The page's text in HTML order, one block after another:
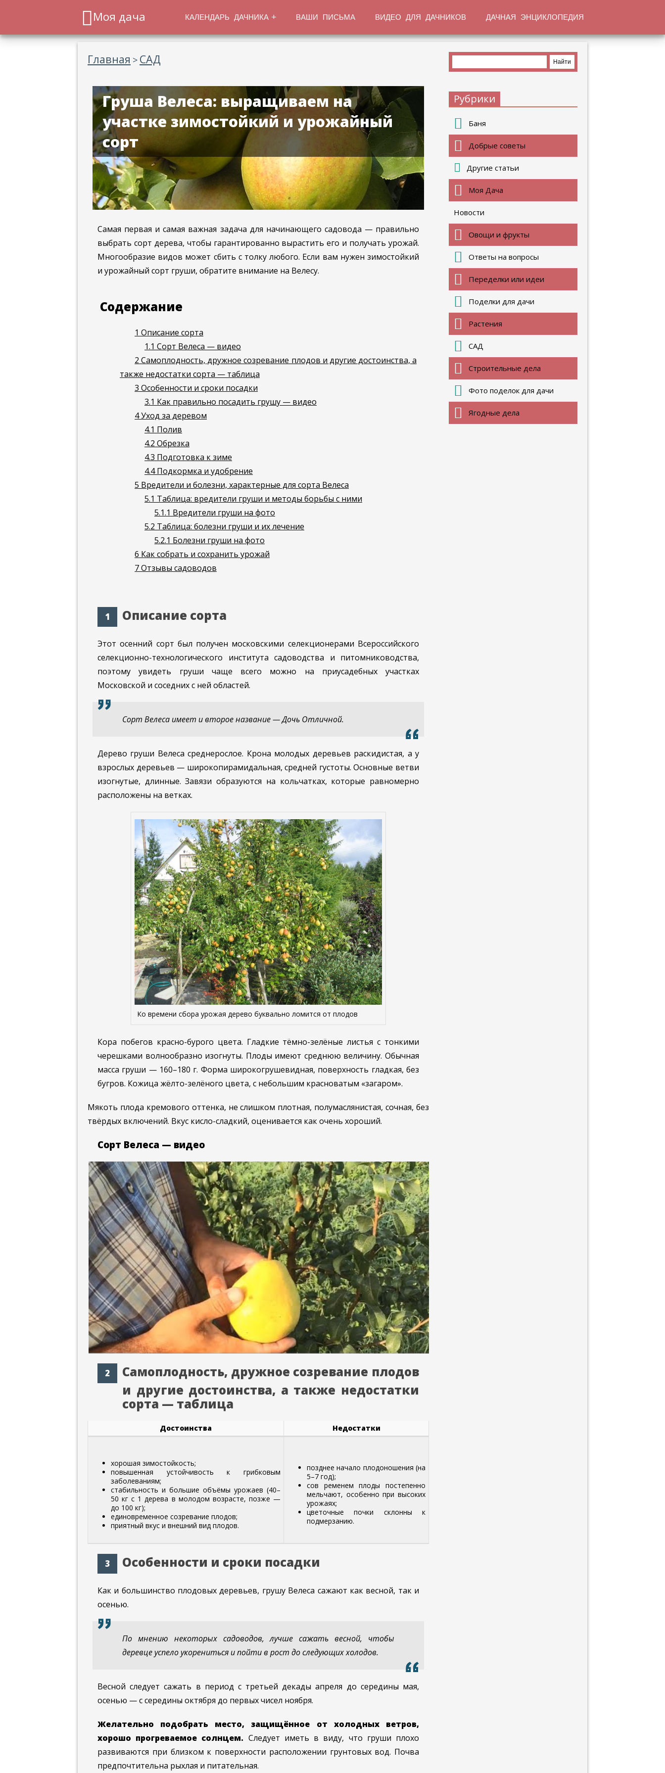
Моя дача КАЛЕНДАРЬ ДАЧНИКА ВАШИ ПИСЬМА ВИДЕО ДЛЯ ДАЧНИКОВ ДАЧНАЯ ЭНЦИКЛОПЕДИЯ
Главная > САД
Груша Велеса: выращиваем на
участке зимостойкий и урожайный
сорт
Самая первая и самая важная задача для начинающего садовода — правильно
выбрать сорт дерева, чтобы гарантированно вырастить его и получать урожай.
Многообразие видов может сбить с толку любого. Если вам нужен зимостойкий
и урожайный сорт груши, обратите внимание на Велесу.
Содержание
1 Описание сорта
1.1 Сорт Велеса — видео
2 Самоплодность, дружное созревание плодов и другие достоинства, а
также недостатки сорта — таблица
3 Особенности и сроки посадки
3.1 Как правильно посадить грушу — видео
4Уход за деревом
4.1 Полив
4.2 Обрезка
4.3 Подготовка к зиме
4.4Подкормка и удобрение
5 Вредители и болезни, характерные для сорта Велеса
5.1 Таблица: вредители груши и методы борьбы с ними
5.1.1 Вредители груши на фото
5.2 Таблица: болезни груши и их лечение
5.2.1 Болезни груши на фото
6 Как собрать и сохранить урожай
7Отзывы садоводов
Описание сорта
Этот осенний сорт был получен московскими селекционерами Всероссийского
селекционно-технологического института садоводства и питомниководства,
поэтому увидеть груши чаще всего можно на приусадебных участках
Московской и соседних с ней областей.
Сорт Велеса имеет и второе название — Дочь Отличной.
Дерево груши Велеса среднерослое. Крона молодых деревьев раскидистая, а у
взрослых деревьев — широкопирамидальная, средней густоты. Основные ветви
изогнутые, длинные. Завязи образуются на кольчатках, которые равномерно
расположены на ветках.
Ко времени сбора урожая дерево буквально ломится от плодов
Кора побегов красно-бурого цвета. Гладкие тёмно-зелёные листья с тонкими
черешками волнообразно изогнуты. Плоды имеют среднюю величину. Обычная
масса груши — 160–180 г. Форма широкогрушевидная, поверхность гладкая, без
бугров. Кожица жёлто-зелёного цвета, с небольшим красноватым «загаром».
Мякоть плода кремового оттенка, не слишком плотная, полумаслянистая, сочная, без
твёрдых включений. Вкус кисло-сладкий, оценивается как очень хороший.
Сорт Велеса — видео
Самоплодность, дружное созревание плодов
и другие достоинства, а также недостатки
сорта — таблица
Достоинства Недостатки
хорошая зимостойкость;
повышенная устойчивость к грибковым
заболеваниям;
стабильность и большие объёмы урожаев (40–
50 кг с 1 дерева в молодом возрасте, позже —
до 100 кг);
единовременное созревание плодов;
приятный вкус и внешний вид плодов.
позднее начало плодоношения (на
5–7 год);
сов ременем плоды постепенно
мельчают, особенно при высоких
урожаях;
цветочные почки склонны к
подмерзанию.
Особенности и сроки посадки
Как и большинство плодовых деревьев, грушу Велеса сажают как весной, так и
осенью.
По мнению некоторых садоводов, лучше сажать весной, чтобы
деревце успело укорениться и пойти в рост до следующих холодов.
Весной следует сажать в период с третьей декады апреля до середины мая,
осенью — с середины октября до первых чисел ноября.
Желательно подобрать место, защищённое от холодных ветров,
хорошо прогреваемое солнцем. Следует иметь в виду, что груши плохо
развиваются при близком к поверхности расположении грунтовых вод. Почва
предпочтительна рыхлая и питательная.
Рубрики
Баня
Добрые советы
Другие статьи
Моя Дача
Новости
Овощи и фрукты
Ответы на вопросы
Переделки или идеи
Поделки для дачи
Растения
САД
Строительные дела
Фото поделок для дачи
Ягодные дела